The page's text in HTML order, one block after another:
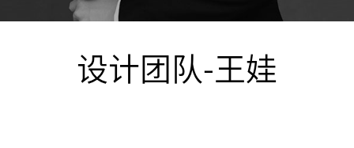
设计团队-王娃